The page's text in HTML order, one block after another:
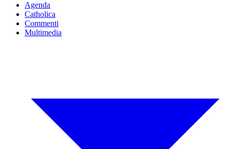
Agenda
Catholica
Commenti
Multimedia